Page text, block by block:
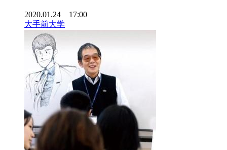
2020.01.24 17:00
大手前大学